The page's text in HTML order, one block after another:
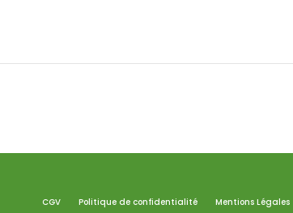
CGV Politique de confidentialité Mentions Légales